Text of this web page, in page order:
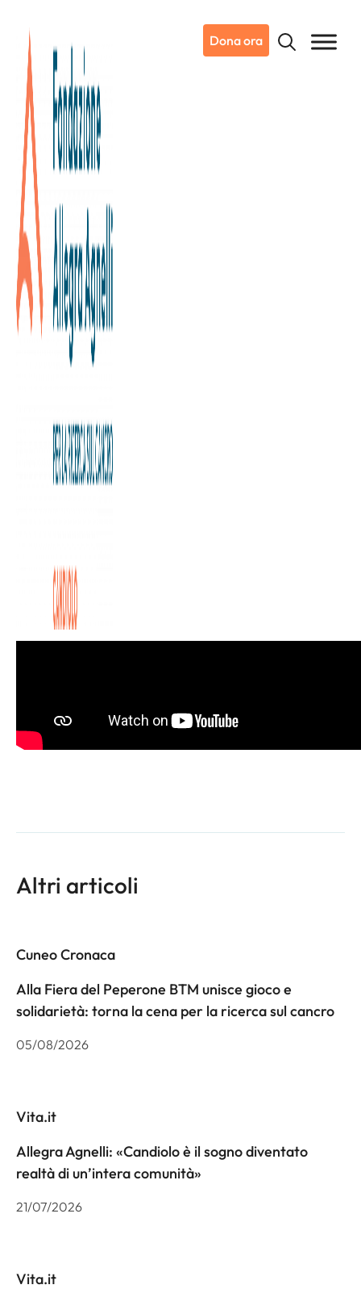
Dona ora
16/01/2022
Dicono di noi
Covid, nel laboratorio di
Candiolo che sequenzia le
varianti
Altri articoli
Cuneo Cronaca
Alla Fiera del Peperone BTM unisce gioco e
solidarietà: torna la cena per la ricerca sul cancro
05/08/2026
Vita.it
Allegra Agnelli: «Candiolo è il sogno diventato
realtà di un’intera comunità»
21/07/2026
Vita.it